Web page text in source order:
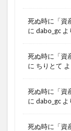
死ぬ時に「資
に dabo_gc よ
死ぬ時に「資
に ちりとて
死ぬ時に「資
に dabo_gc よ
死ぬ時に「資